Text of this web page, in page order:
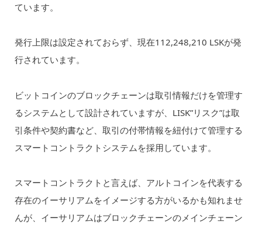
ています。
発行上限は設定されておらず、現在112,248,210 LSKが発
行されています。
ビットコインのブロックチェーンは取引情報だけを管理す
るシステムとして設計されていますが、LISK”リスク”は取
引条件や契約書など、取引の付帯情報を紐付けて管理する
スマートコントラクトシステムを採用しています。
スマートコントラクトと言えば、アルトコインを代表する
存在のイーサリアムをイメージする方がいるかも知れませ
んが、イーサリアムはブロックチェーンのメインチェーン